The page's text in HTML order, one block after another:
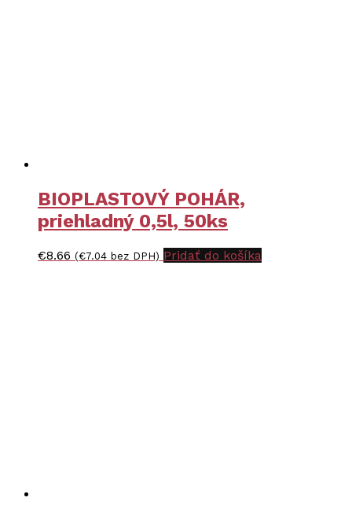
BIOPLASTOVÝ POHÁR,
priehladný 0,5l, 50ks
€8.66 (€7.04 bez DPH) Pridať do košíka